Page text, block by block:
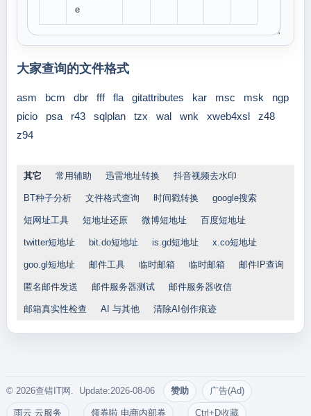
e
大家查询的文件格式
asm bcm dbr fff fla gitattributes kar msc msk
ngp
picio
psa r43 sqlplan tzx wal wnk xweb4xsl
z48
z94
其它 常用辅助 迅雷地址转换 抖音视频去水印
BT种子分析 文件格式查询 时间戳转换 google搜索
短网址工具 短地址还原 微博短地址 百度短地址
twitter短地址 bit.do短地址 is.gd短地址 x.co短地址
goo.gl短地址 邮件工具 临时邮箱 临时邮箱 邮件IP查询
匿名邮件发送 邮件服务器测试 邮件服务器收信
邮箱真实性检查 AI 与其他 清除AI创作痕迹
© 2026查错IT网. Update:2026-08-06 赞助 广告(Ad)
雨云 云服务 领券啦 电商内部券 Ctrl+D收藏